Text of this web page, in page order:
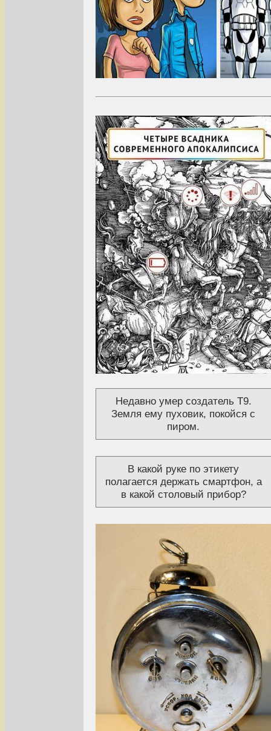
Недавно умер создатель T9.
Земля ему пуховик, покойся с
пиром.
В какой руке по этикету
полагается держать смартфон, а
в какой столовый прибор?